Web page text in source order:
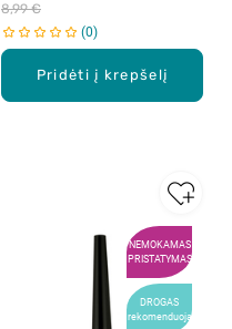
Pridėti į krepšelį
8,99 €
0
NEMOKAMAS
PRISTATYMAS
DROGAS
rekomenduoja